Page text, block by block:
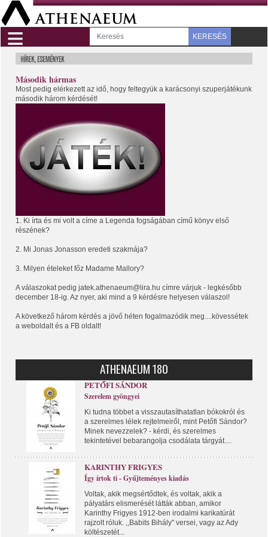
≡ KERESÉS
Második hármas
Most pedig elérkezett az idő, hogy feltegyük a karácsonyi szuperjátékunk
második három kérdését!
1. Ki írta és mi volt a címe a Legenda fogságában című könyv első
részének?
2. Mi Jonas Jonasson eredeti szakmája?
3. Milyen ételeket főz Madame Mallory?
A válaszokat pedig jatek.athenaeum@lira.hu címre várjuk - legkésőbb
december 18-ig. Az nyer, aki mind a 9 kérdésre helyesen válaszol!
A következő három kérdés a jövő héten fogalmazódik meg....kövessétek
a weboldalt és a FB oldalt!
ATHENAEUM 180
PETŐFI SÁNDOR
Szerelem gyöngyei
Ki tudna többet a visszautasíthatatlan bókokról és
a szerelmes lélek rejtelmeiről, mint Petőfi Sándor?
Minek nevezzelek? - kérdi, és szerelmes
tekintetével bebarangolja csodálata tárgyát....
KARINTHY FRIGYES
Így írtok ti - Gyűjteményes kiadás
Voltak, akik megsértődtek, és voltak, akik a
pályatárs elismerését látták abban, amikor
Karinthy Frigyes 1912-ben irodalmi karikatúrát
rajzolt róluk. ,,Babits Bihály" versei, vagy az Ady
költészetét...